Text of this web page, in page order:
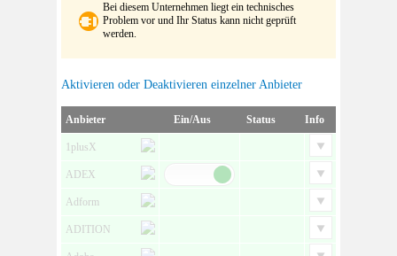
Bei diesem Unternehmen liegt ein technisches
Problem vor und Ihr Status kann nicht geprüft
werden.